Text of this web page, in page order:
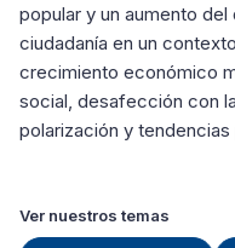
popular y un aumento
ciudadanía en un
crecimiento económico
social, desafección con
polarización y tendencias
Ver nuestros temas